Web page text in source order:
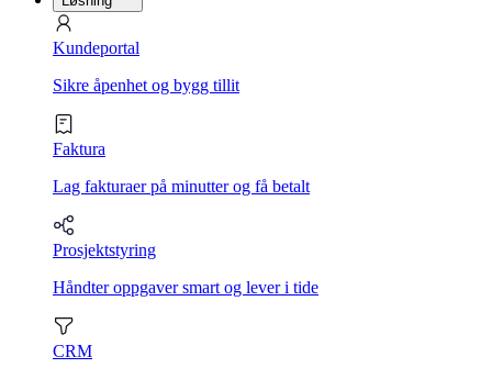
Kundeportal
Sikre åpenhet og bygg tillit
Faktura
Lag fakturaer på minutter og få betalt
Prosjektstyring
Håndter oppgaver smart og lever i tide
CRM